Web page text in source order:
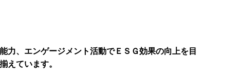
、エンゲージメント活動でＥＳＧ効果の向上を目
えています。